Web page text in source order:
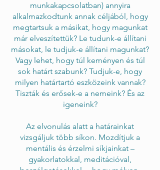
munkakapcsolatban) annyira
alkalmazkodtunk annak céljából, hogy
megtartsuk a másikat, hogy magunkat
már elveszítettük? Le tudunk-e állítani
másokat, le tudjuk-e állítani magunkat?
Vagy lehet, hogy túl keményen és túl
sok határt szabunk? Tudjuk-e, hogy
milyen határtartó eszközeink vannak?
Tiszták és erősek-e a nemeink? És az
igeneink?
Az elvonulás alatt a határainkat
vizsgáljuk több síkon. Mozdítjuk a
mentális és érzelmi síkjainkat –
gyakorlatokkal, meditációval,